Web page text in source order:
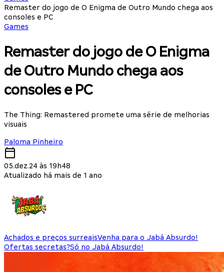
Remaster do jogo de O Enigma de Outro Mundo chega aos
consoles e PC
Games
Remaster do jogo de O Enigma
de Outro Mundo chega aos
consoles e PC
The Thing: Remastered promete uma série de melhorias
visuais
Paloma Pinheiro
05.dez.24 às 19h48
Atualizado há mais de 1 ano
Achados e preços surreaisVenha para o Jabá Absurdo!
Ofertas secretas?Só no Jabá Absurdo!